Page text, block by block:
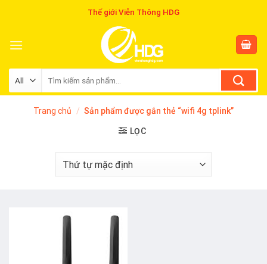
Thế giới Viễn Thông HDG
Trang chủ / Sản phẩm được gắn thẻ “wifi 4g tplink”
LỌC